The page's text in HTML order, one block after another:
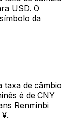
USD. O
da
taxa de câmbio
é de CNY
Renminbi